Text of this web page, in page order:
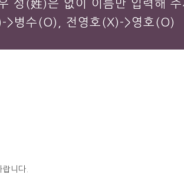
성(姓)은 없이 이름만 입력해 주
>병수(O), 전영호(X)->영호(O)
니다.